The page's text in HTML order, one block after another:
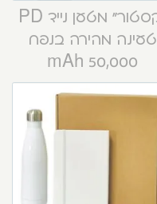
“קסטור” מטען נייד PD
טעינה מהירה בנפח
50,000 mAh